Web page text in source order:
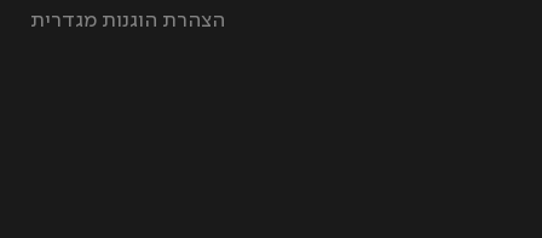
הצהרת הוגנות מגדרית